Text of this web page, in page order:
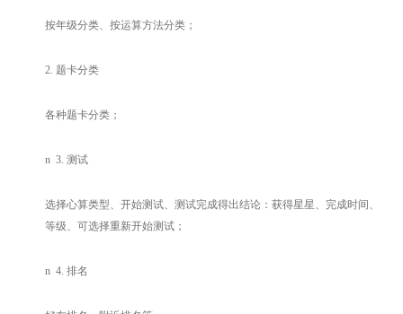
按年级分类、按运算方法分类；
2. 题卡分类
各种题卡分类；
n 3.测试
选择心算类型、开始测试、测试完成得出结论：获得星星、完成时间、
等级、可选择重新开始测试；
n 4.排名